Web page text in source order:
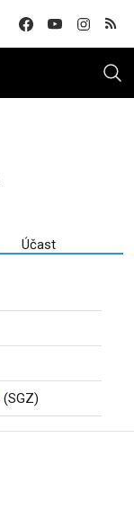
Účast
(SGZ)